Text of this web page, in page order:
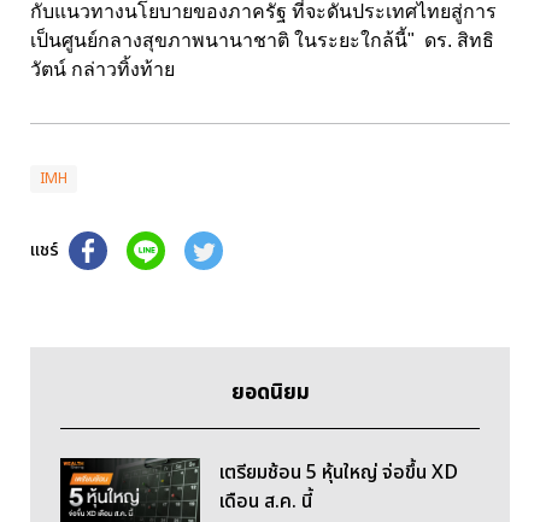
กับแนวทางนโยบายของภาครัฐ ที่จะดันประเทศไทยสู่การ
เป็นศูนย์กลางสุขภาพนานาชาติ ในระยะใกล้นี้" ดร. สิทธิ
วัตน์ กล่าวทิ้งท้าย
IMH
แชร์
ยอดนิยม
เตรียมช้อน 5 หุ้นใหญ่ จ่อขึ้น XD
เดือน ส.ค. นี้